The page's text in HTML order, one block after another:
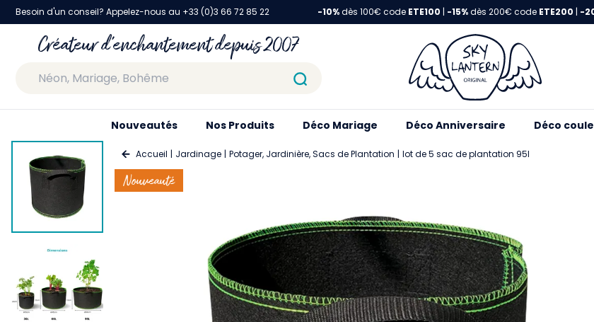
Besoin d'un conseil? Appelez-nous au +33 (0)3 66 72 85 22 -10%dès 100€ code ETE100 | -15%dès 200€ code ETE200 | -
Créateur d'enchantement depuis 2007
Nouveautés Nos Produits Déco Mariage Déco Anniversaire Déco
Nouveauté
Accueil Jardinage Potager, Jardinière, Sacs de Plantation lot de 5 sac de plantation 95l